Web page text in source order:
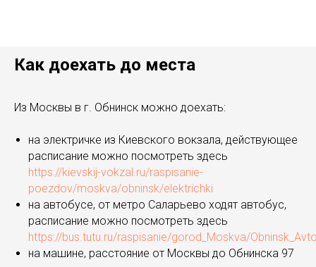
Как доехать до места
Из Москвы в г. Обнинск можно доехать:
на электричке из Киевского вокзала, действующее
расписание можно посмотреть здесь
https://kievskij-vokzal.ru/raspisanie-
poezdov/moskva/obninsk/elektrichki
на автобусе, от метро Саларьево ходят автобус,
расписание можно посмотреть здесь
https://bus.tutu.ru/raspisanie/gorod_Moskva/
на машине, расстояние от Москвы до Обнинска 97